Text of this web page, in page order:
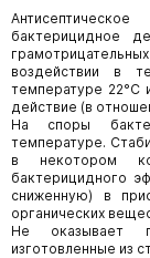
бактерицидное
воздействии в
температуре 22°С
действие (в
На споры
температуре.
в некотором
бактерицидного
сниженную) в
органических
Не оказывает
изготовленные из